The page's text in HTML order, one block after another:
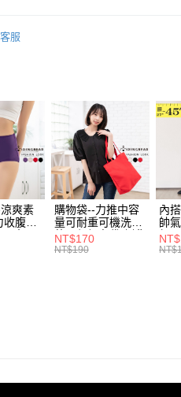
分鐘內，如未前往確認交易或遇審核未通
專審核」未通過狀況，表示未達大哥付你
不併入電信帳單，「大哥付你分期」於每
結打開帳單後，可選擇「超商條碼／台灣
／iPASS MONEY」等通路繳費。
「台灣大哥大股份有限公司」（以下簡稱
，得透過本服務購買商品或服務，並由商
權讓與本公司後，依約使用本公司帳單
款使用「大哥付你分期」之契約關係目的
名、電話或地址）提供予台灣大哥大進
與您本人進行分期帳單所需資料之確認、
務條款，請詳閱以下連結：
https://
需註冊會員、不需綁卡、不需儲值。
式選擇「AFTEE先享後付」後，將跳轉
，進行簡訊認證並確認金額後，即可完
數日內，您將收到繳費通知簡訊。
通知簡訊後14天內，點擊此簡訊中的連結
路銀行／等多元方式進行付款，方視為交易
結帳手續完成當下不需立刻繳費，但若您
店家。未經商家同意取消之訂單仍視為有
相關費用。
功請以「AFTEE先享後付 」之結帳頁面
功／繳費後需取消欲退款等相關疑問，請聯
心」
https://
滿NT$699(含以上)免運費
貨
，滿NT$699(含以上)免運費
款
，滿NT$799(含以上)免運費
貨
滿NT$699(含以上)免運費
生活儀式 。很簡
閒 & 優雅 MIX
客服
爽素
收腹提
角內
L-
購物袋--力推中容
量可耐重可機洗烘
乾環保帆布袋/側背
包(黑.紅.米F)-
NT$170
NT$190
內
帥
超
褲(